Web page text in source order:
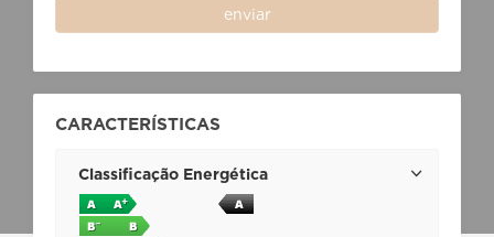
enviar
CARACTERÍSTICAS
Classificação Energética